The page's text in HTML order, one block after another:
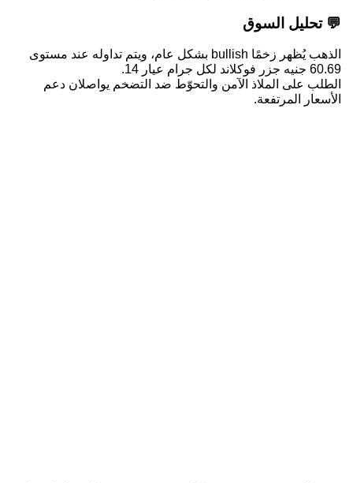
💬 تحليل السوق
الذهب يُظهر زخمًا bullish بشكل عام، ويتم تداوله عند مستوى
60.69 جنيه جزر فوكلاند لكل جرام عيار 14.
الطلب على الملاذ الآمن والتحوّط ضد التضخم يواصلان دعم
الأسعار المرتفعة.